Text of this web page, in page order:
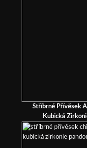
Stříbrné Přívěsek
Kubická